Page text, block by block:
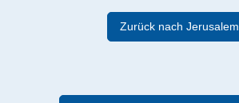
Zurück nach Jerusalem